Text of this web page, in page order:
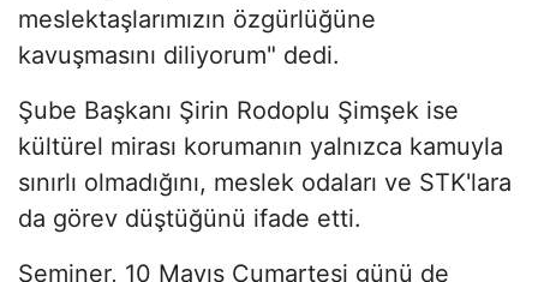
meslektaşlarımızın özgürlüğüne
kavuşmasını diliyorum" dedi.
Şube Başkanı Şirin Rodoplu Şimşek ise
kültürel mirası korumanın yalnızca kamuyla
sınırlı olmadığını, meslek odaları ve STK'lara
da görev düştüğünü ifade etti.
Seminer, 10 Mayıs Cumartesi günü de